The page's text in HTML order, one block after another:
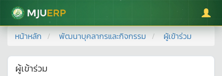
มหาวิทยาลัยแม่โจ้
หน้าหลัก พัฒนาบุคลากรและกิจกรรม ผู้เข้าร่วม
ผู้เข้าร่วม